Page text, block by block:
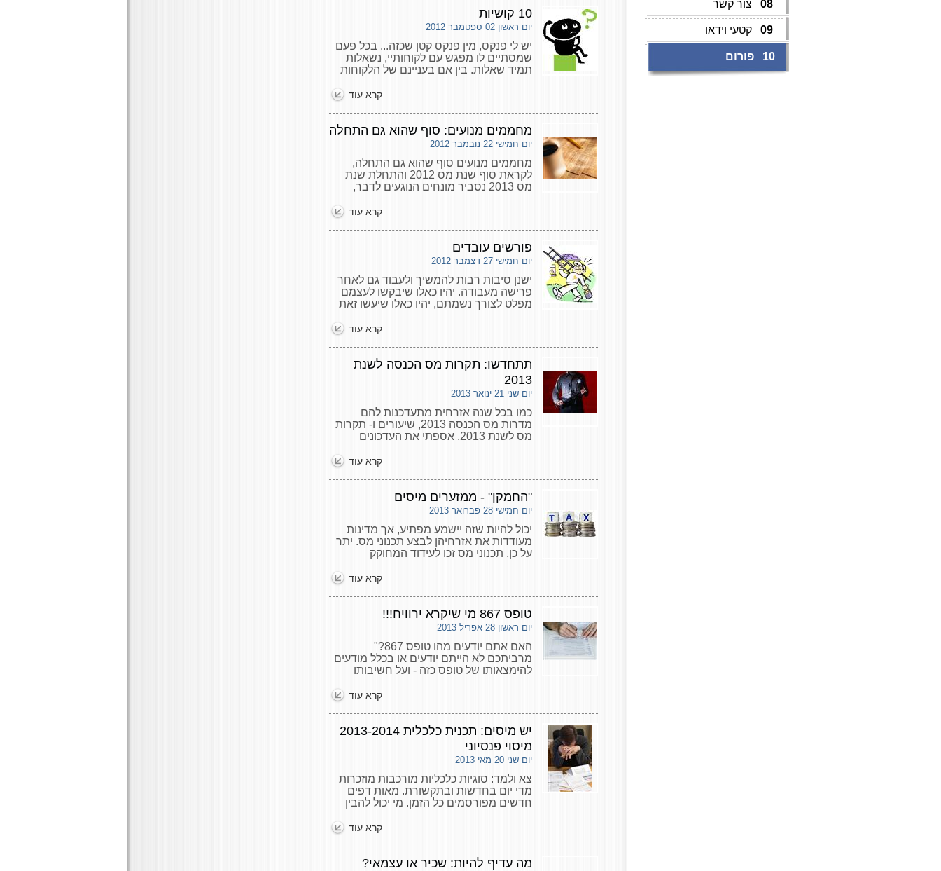
08 צור קשר
09 קטעי וידאו
10 פורום
10 קושיות
יום ראשון 02 ספטמבר 2012
יש לי פנקס, מין פנקס קטן שכזה... בכל פעם
שמסתיים לו מפגש עם לקוחותיי, נשאלות
תמיד שאלות. בין אם בעניינם של הלקוחות
נשאלת שאלה שנראה לי כי הצגתה ברבים
קרא עוד
מחממים מנועים: סוף שהוא גם התחלה
יום חמישי 22 נובמבר 2012
מחממים מנועים סוף שהוא גם התחלה,
לקראת סוף שנת מס 2012 והתחלת שנת
מס 2013 נסביר מונחים הנוגעים לדבר,
מוטב, על מי זכאי להשתלמות מקצועית, על
ועוד...
קרא עוד
פורשים עובדים
יום חמישי 27 דצמבר 2012
ישנן סיבות רבות להמשיך ולעבוד גם לאחר
פרישה מעבודה. יהיו כאלו שיבקשו לעצמם
מפלט לצורך נשמתם, יהיו כאלו שיעשו זאת
יצרה לו תנאים שבהם הכנסה השוטפת אינה
קרא עוד
תתחדשו: תקרות מס הכנסה לשנת
2013
יום שני 21 ינואר 2013
כמו בכל שנה אזרחית מתעדכנות להם
מדרות מס הכנסה 2013, שיעורים ו- תקרות
מס לשנת 2013. אספתי את העדכונים
על מנת שנוכל להבין, לבדוק וליישם.קרא עוד
"החמקן" - ממזערים מיסים
יום חמישי 28 פברואר 2013
יכול להיות שזה יישמע מפתיע, אך מדינות
מעודדות את אזרחיהן לבצע תכנוני מס. יתר
על כן, תכנוני מס זכו לעידוד המחוקק
הינו פעולה לגיטימית המאפשרת למתכננים
קרא עוד
טופס 867 מי שיקרא ירוויח!!!
יום ראשון 28 אפריל 2013
האם אתם יודעים מהו טופס 867?"
מרביתכם לא הייתם יודעים או בכלל מודעים
להימצאותו של טופס כזה - ועל חשיבותו
קרא עוד
יש מיסים: תכנית כלכלית 2013-2014
מיסוי פנסיוני
יום שני 20 מאי 2013
צא ולמד: סוגיות כלכליות מורכבות מוזכרות
מדי יום בחדשות ובתקשורת. מאות דפים
חדשים מפורסמים כל הזמן. מי יכול להבין
מקצועו והעוסק בו מבחירה ומאהבה,קרא עוד
מה עדיף להיות: שכיר או עצמאי?